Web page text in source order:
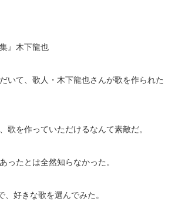
』木下龍也
いて、歌人・木下龍也さんが歌を作られた
歌を作っていただけるなんて素敵だ。
ったとは全然知らなかった。
好きな歌を選んでみた。